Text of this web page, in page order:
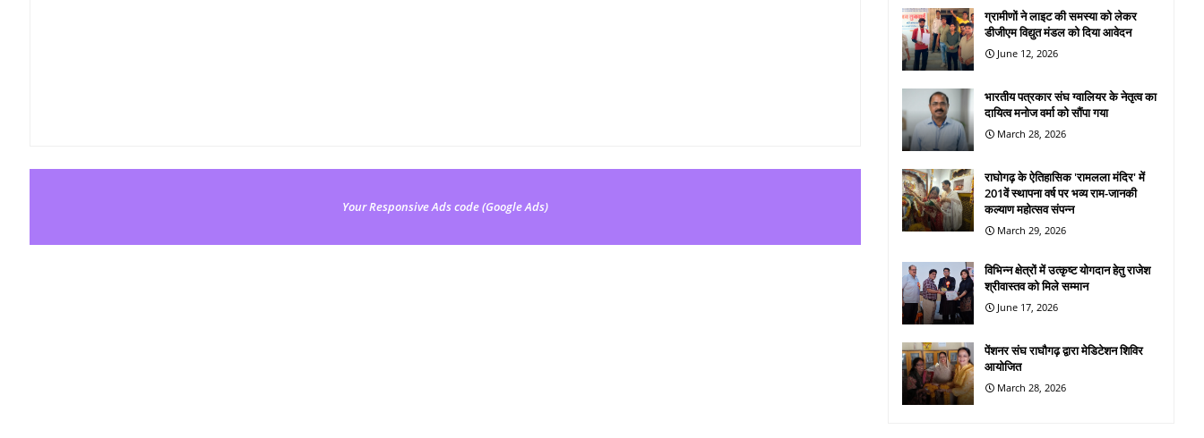
Your Responsive Ads code (Google Ads)
ग्रामीणों ने लाइट की समस्या को लेकर
डीजीएम विद्युत मंडल को दिया आवेदन
June 12, 2026
भारतीय पत्रकार संघ ग्वालियर के नेतृत्व का
दायित्व मनोज वर्मा को सौंपा गया
March 28, 2026
राघोगढ़ के ऐतिहासिक 'रामलला मंदिर' में
201वें स्थापना वर्ष पर भव्य राम-जानकी
कल्याण महोत्सव संपन्न
March 29, 2026
विभिन्न क्षेत्रों में उत्कृष्ट योगदान हेतु राजेश
श्रीवास्तव को मिले सम्मान
June 17, 2026
पेंशनर संघ राघौगढ़ द्वारा मेडिटेशन शिविर
आयोजित
March 28, 2026